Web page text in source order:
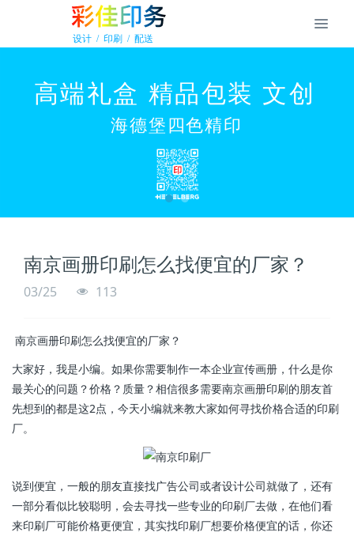
南京画册印刷怎么找便宜的厂家？
03/25 113
南京画册印刷怎么找便宜的厂家？
大家好，我是小编。如果你需要制作一本企业宣传画册，什么是你
最关心的问题？价格？质量？相信很多需要南京画册印刷的朋友首
先想到的都是这2点，今天小编就来教大家如何寻找价格合适的印刷
厂。
说到便宜，一般的朋友直接找广告公司或者设计公司就做了，还有
一部分看似比较聪明，会去寻找一些专业的印刷厂去做，在他们看
来印刷厂可能价格更便宜，其实找印刷厂想要价格便宜的话，你还